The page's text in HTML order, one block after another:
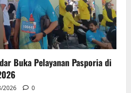
Buka Pelayanan Pasporia di
2026 0